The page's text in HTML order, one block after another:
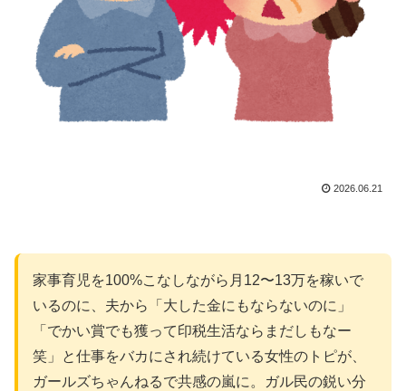
2026.06.21
家事育児を100%こなしながら月12〜13万を稼いで
いるのに、夫から「大した金にもならないのに」
「でかい賞でも獲って印税生活ならまだしもなー
笑」と仕事をバカにされ続けている女性のトピが、
ガールズちゃんねるで共感の嵐に。ガル民の鋭い分